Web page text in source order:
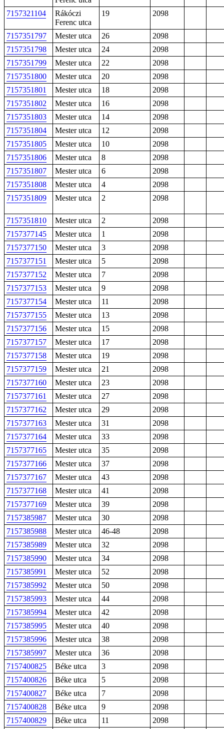
7157321104
Rákóczi
Ferenc utca
19 2098
7157351797 Mester utca 26
2098
7157351798
Mester utca 24
2098
7157351799
Mester utca 22
2098
7157351800
Mester utca 20
2098
7157351801
Mester utca 18
2098
7157351802
Mester utca 16
2098
7157351803
Mester utca 14
2098
7157351804
Mester utca 12
2098
7157351805
Mester utca 10
2098
7157351806
Mester utca 8
2098
7157351807
Mester utca 6
2098
7157351808
Mester utca 4
2098
7157351809
Mester utca 2 2098
7157351810 Mester utca 2
2098
7157377145
Mester utca 1
2098
7157377150
Mester utca 3
2098
7157377151
Mester utca 5
2098
7157377152
Mester utca 7
2098
7157377153
Mester utca 9
2098
7157377154
Mester utca 11
2098
7157377155
Mester utca 13
2098
7157377156
Mester utca 15
2098
7157377157
Mester utca 17
2098
7157377158
Mester utca 19
2098
7157377159
Mester utca 21
2098
7157377160
Mester utca 23
2098
7157377161
Mester utca 27
2098
7157377162
Mester utca 29
2098
7157377163
Mester utca 31
2098
7157377164
Mester utca 33
2098
7157377165
Mester utca 35
2098
7157377166
Mester utca 37
2098
7157377167
Mester utca 43
2098
7157377168
Mester utca 41
2098
7157377169
Mester utca 39
2098
7157385987
Mester utca 30
2098
7157385988
Mester utca 46-48
2098
7157385989
Mester utca 32
2098
7157385990
Mester utca 34
2098
7157385991
Mester utca 52
2098
7157385992
Mester utca 50
2098
7157385993
Mester utca 44
2098
7157385994
Mester utca 42
2098
7157385995
Mester utca 40
2098
7157385996
Mester utca 38
2098
7157385997
Mester utca 36
2098
7157400825
Béke utca 3
2098
7157400826
Béke utca 5
2098
7157400827
Béke utca 7
2098
7157400828
Béke utca 9
2098
7157400829
Béke utca 11
2098